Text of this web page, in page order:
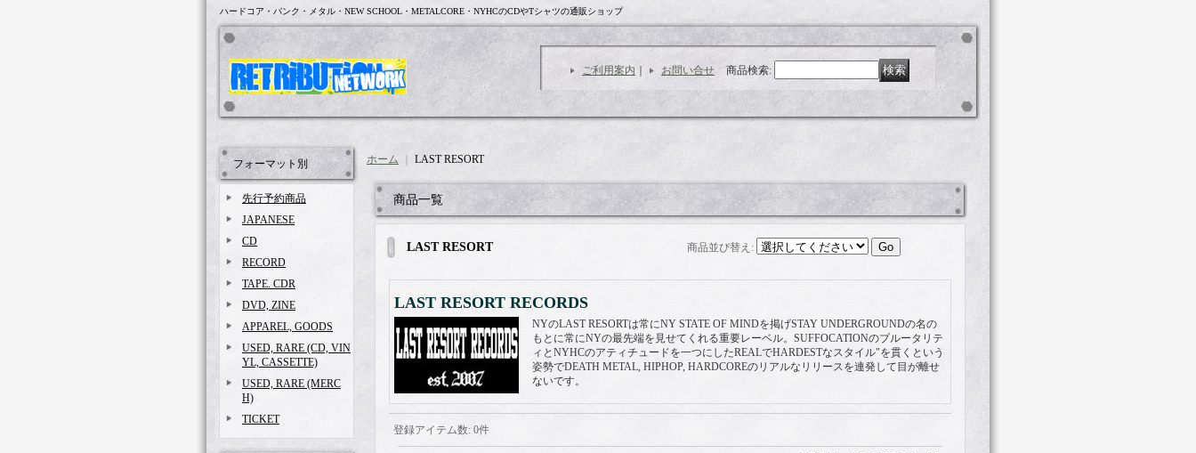
ハードコア・パンク・メタル・NEW SCHOOL・METALCORE・NYHCのCDやTシャツの通販ショップ
ご利用案内 お問い合せ 商品検索:
フォーマット別
先行予約商品
JAPANESE
CD
RECORD
TAPE. CDR
DVD, ZINE
APPAREL, GOODS
USED, RARE (CD, VIN
YL, CASSETTE)
USED, RARE (MERC
H)
TICKET
ホーム LAST RESORT
商品一覧
LAST RESORT 商品並び替え :
LAST RESORT RECORDS
NYのLAST RESORTは常にNY STATE OF MINDを掲げSTAY UNDERGROUNDの名の
もとに常にNYの最先端を見せてくれる重要レーベル。SUFFOCATIONのブルータリテ
ィとNYHCのアティチュードを一つにしたREALでHARDESTなスタイル"を貫くという
姿勢でDEATH METAL, HIPHOP, HARDCOREのリアルなリリースを連発して目が離せ
ないです。
登録アイテム数: 0件